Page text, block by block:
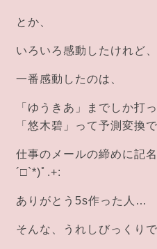
とか、
いろいろ感動したけれど、
一番感動したのは、
「ゆうきあ」までしか打
「悠木碧」って予測変換
仕事のメールの締めに記
´□`*)ﾟ.+:
ありがとう5s作った人…
そんな、うれしびっくり